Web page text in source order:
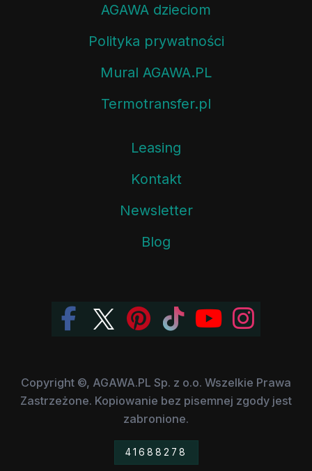
AGAWA dzieciom
Polityka prywatności
Mural AGAWA.PL
Termotransfer.pl
Leasing
Kontakt
Newsletter
Blog
Copyright ©, AGAWA.PL Sp. z o.o. Wszelkie Prawa
Zastrzeżone. Kopiowanie bez pisemnej zgody jest
zabronione.
41688278